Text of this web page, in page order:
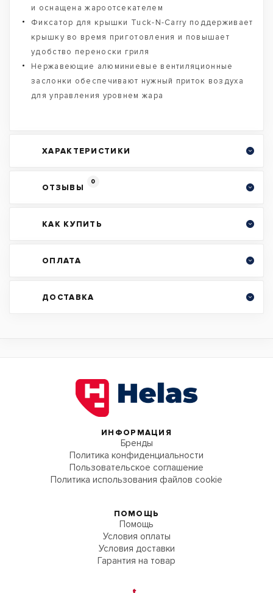
и оснащена жароотсекателем
Фиксатор для крышки Tuck-N-Carry поддерживает
крышку во время приготовления и повышает
удобство переноски гриля
Нержавеющие алюминиевые вентиляционные
заслонки обеспечивают нужный приток воздуха
для управления уровнем жара
ХАРАКТЕРИСТИКИ
ОТЗЫВЫ
0
КАК КУПИТЬ
ОПЛАТА
ДОСТАВКА
ИНФОРМАЦИЯ
Бренды
Политика конфиденциальности
Пользовательское соглашение
Политика использования файлов cookie
ПОМОЩЬ
Помощь
Условия оплаты
Условия доставки
Гарантия на товар